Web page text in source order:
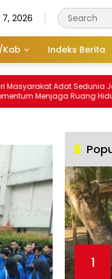
2026
Indeks Berita
Adat Sedunia Jadi
Menjaga Ruang Hidup
1